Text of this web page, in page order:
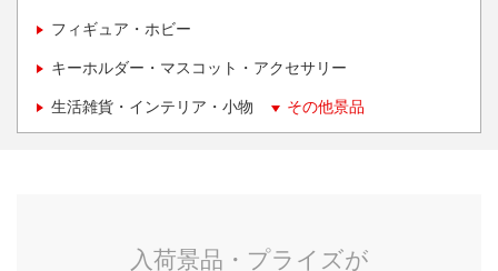
フィギュア・ホビー
キーホルダー・マスコット・アクセサリー
生活雑貨・インテリア・小物 その他景品